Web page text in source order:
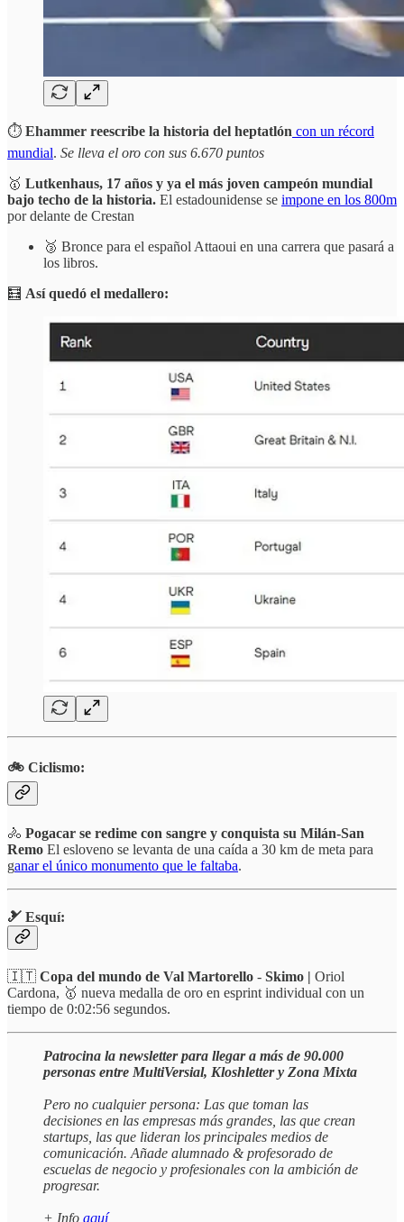
⏱️ Ehammer reescribe la historia del heptatlón con un récord
mundial. Se lleva el oro con sus 6.670 puntos
🥇 Lutkenhaus, 17 años y ya el más joven campeón mundial
bajo techo de la historia. El estadounidense se impone en los 800m
por delante de Crestan
🥉 Bronce para el español Attaoui en una carrera que pasará a
los libros.
🧮 Así quedó el medallero:
🚲 Ciclismo:
🚴 Pogacar se redime con sangre y conquista su Milán-San
Remo El esloveno se levanta de una caída a 30 km de meta para
ganar el único monumento que le faltaba.
🎿 Esquí:
🇮🇹 Copa del mundo de Val Martorello - Skimo | Oriol
Cardona, 🥇 nueva medalla de oro en esprint individual con un
tiempo de 0:02:56 segundos.
Patrocina la newsletter para llegar a más de 90.000
personas entre MultiVersial, Kloshletter y Zona Mixta
Pero no cualquier persona: Las que toman las
decisiones en las empresas más grandes, las que crean
startups, las que lideran los principales medios de
comunicación. Añade alumnado & profesorado de
escuelas de negocio y profesionales con la ambición de
progresar.
+ Info aquí